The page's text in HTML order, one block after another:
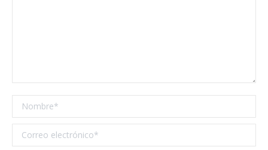
Nombre *
Correo electrónico *